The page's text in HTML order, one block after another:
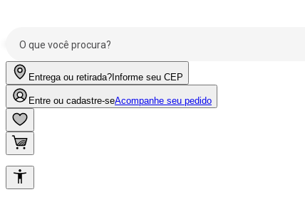
Entrega ou retirada? Informe seu CEP
Entre ou cadastre-seAcompanhe seu pedido